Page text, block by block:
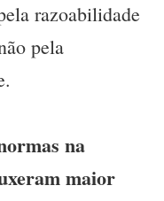
razoabilidade
pela
na
maior